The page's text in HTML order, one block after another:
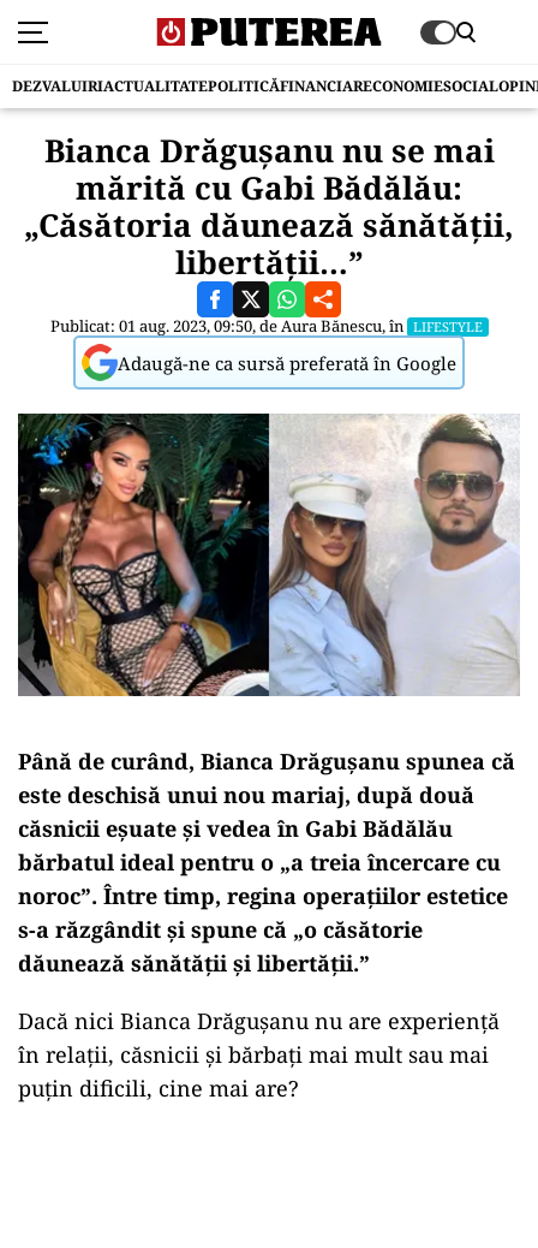
DEZVALUIRIACTUALITATEPOLITICĂFINANCIARECONOMIESOCIAL
Bianca Drăgușanu nu se mai
mărită cu Gabi Bădălău:
„Căsătoria dăunează sănătății,
libertății…”
Publicat: 01 aug. 2023, 09:50, deAura Bănescu, în LIFESTYLE
Adaugă-ne ca sursă preferată în Google
Până de curând, Bianca Drăgușanu spunea că
este deschisă unui nou mariaj, după două
căsnicii eșuate și vedea în Gabi Bădălău
bărbatul ideal pentru o „a treia încercare cu
noroc”. Între timp, regina operațiilor estetice
s-a răzgândit și spune că „o căsătorie
dăunează sănătății și libertății.”
Dacă nici Bianca Drăgușanu nu are experiență
în relații, căsnicii și bărbați mai mult sau mai
puțin dificili, cine mai are?